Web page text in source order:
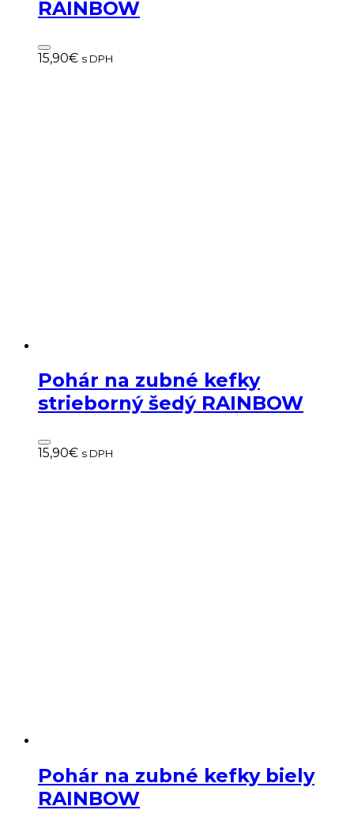
RAINBOW
15,90€ s DPH
Pohár na zubné kefky
strieborný šedý RAINBOW
15,90€ s DPH
Pohár na zubné kefky biely
RAINBOW